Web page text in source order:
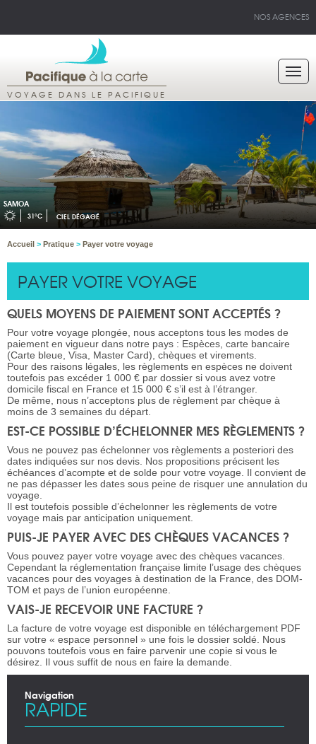
NOS AGENCES
VOYAGE DANS LE PACIFIQUE
SAMOA
31°C CIEL DÉGAGÉ
Accueil > Pratique > Payer votre voyage
PAYER VOTRE VOYAGE
QUELS MOYENS DE PAIEMENT SONT ACCEPTÉS ?
Pour votre voyage plongée, nous acceptons tous les modes de
paiement en vigueur dans notre pays : Espèces, carte bancaire
(Carte bleue, Visa, Master Card), chèques et virements.
Pour des raisons légales, les règlements en espèces ne doivent
toutefois pas excéder 1 000 € par dossier si vous avez votre
domicile fiscal en France et 15 000 € s’il est à l’étranger.
De même, nous n’acceptons plus de règlement par chèque à
moins de 3 semaines du départ.
EST-CE POSSIBLE D’ÉCHELONNER MES RÈGLEMENTS ?
Vous ne pouvez pas échelonner vos règlements a posteriori des
dates indiquées sur nos devis. Nos propositions précisent les
échéances d’acompte et de solde pour votre voyage. Il convient de
ne pas dépasser les dates sous peine de risquer une annulation du
voyage.
Il est toutefois possible d’échelonner les règlements de votre
voyage mais par anticipation uniquement.
PUIS-JE PAYER AVEC DES CHÈQUES VACANCES ?
Vous pouvez payer votre voyage avec des chèques vacances.
Cependant la réglementation française limite l’usage des chèques
vacances pour des voyages à destination de la France, des DOM-
TOM et pays de l’union européenne.
VAIS-JE RECEVOIR UNE FACTURE ?
La facture de votre voyage est disponible en téléchargement PDF
sur votre « espace personnel » une fois le dossier soldé. Nous
pouvons toutefois vous en faire parvenir une copie si vous le
désirez. Il vous suffit de nous en faire la demande.
Navigation
RAPIDE